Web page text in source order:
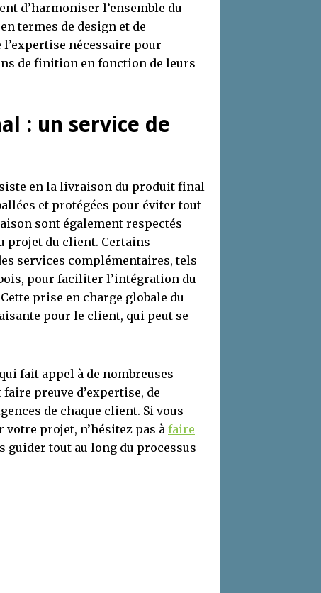
d’harmoniser l’ensemble du
termes de design et de
nécessaire pour
de finition en fonction de leurs
: un service de
en la livraison du produit final
et protégées pour éviter tout
sont également respectés
projet du client. Certains
services complémentaires, tels
pour faciliter l’intégration du
prise en charge globale du
pour le client, qui peut se
fait appel à de nombreuses
preuve d’expertise, de
de chaque client. Si vous
votre projet, n’hésitez pas à faire
guider tout au long du processus